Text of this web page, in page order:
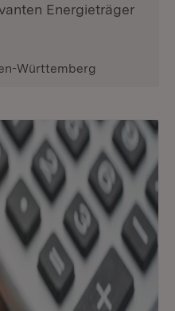
Energieträger
Württemberg